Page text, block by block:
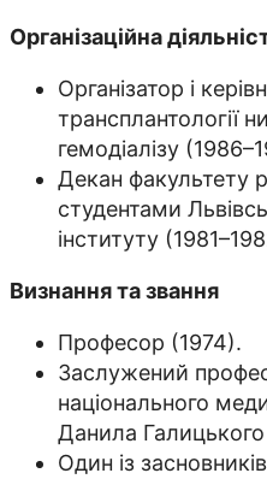
Організаційна
Організатор і
трансплантології
гемодіалізу
Декан факультету
студентами
інституту
Визнання та звання
Професор (1974).
Заслужений
національного
Данила
Один із